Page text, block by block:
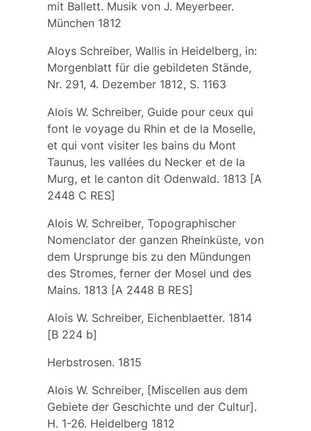
mit Ballett. Musik von J. Meyerbeer.
München 1812
Aloys Schreiber, Wallis in Heidelberg, in:
Morgenblatt für die gebildeten Stände,
Nr. 291, 4. Dezember 1812, S. 1163
Alois W. Schreiber, Guide pour ceux qui
font le voyage du Rhin et de la Moselle,
et qui vont visiter les bains du Mont
Taunus, les vallées du Necker et de la
Murg, et le canton dit Odenwald. 1813 [A
2448 C RES]
Alois W. Schreiber, Topographischer
Nomenclator der ganzen Rheinküste, von
dem Ursprunge bis zu den Mündungen
des Stromes, ferner der Mosel und des
Mains. 1813 [A 2448 B RES]
Alois W. Schreiber, Eichenblaetter. 1814
[B 224 b]
Herbstrosen. 1815
Alois W. Schreiber, [Miscellen aus dem
Gebiete der Geschichte und der Cultur].
H. 1-26. Heidelberg 1812